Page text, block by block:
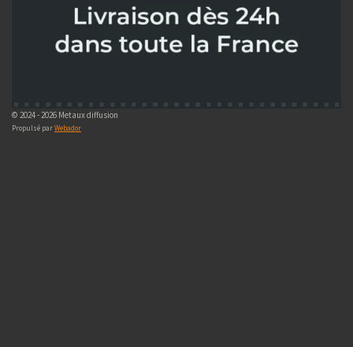
© 2024 - 2026 Metaux diffusion
Propulsé parWebador